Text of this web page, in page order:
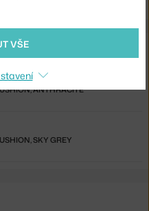
ANTHRACITE
SKY GREY
VŠE